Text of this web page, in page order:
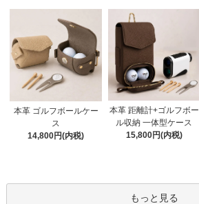
本革 ゴルフボールケー
ス
14,800円(内税)
本革 距離計+ゴルフボー
ル収納 一体型ケース
15,800円(内税)
もっと見る